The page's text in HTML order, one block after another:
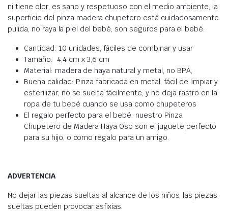
ni tiene olor, es sano y respetuoso con el medio ambiente, la
superficie del pinza madera chupetero está cuidadosamente
pulida, no raya la piel del bebé, son seguros para el bebé.
Cantidad: 10 unidades, fáciles de combinar y usar
Tamaño: 4,4 cm x 3,6 cm
Material: madera de haya natural y metal, no BPA,
Buena calidad: Pinza fabricada en metal, fácil de limpiar y
esterilizar, no se suelta fácilmente, y no deja rastro en la
ropa de tu bebé cuando se usa como chupeteros
El regalo perfecto para el bebé: nuestro Pinza
Chupetero de Madera Haya Oso son el juguete perfecto
para su hijo, o como regalo para un amigo.
ADVERTENCIA
No dejar las piezas sueltas al alcance de los niños, las piezas
sueltas pueden provocar asfixias.